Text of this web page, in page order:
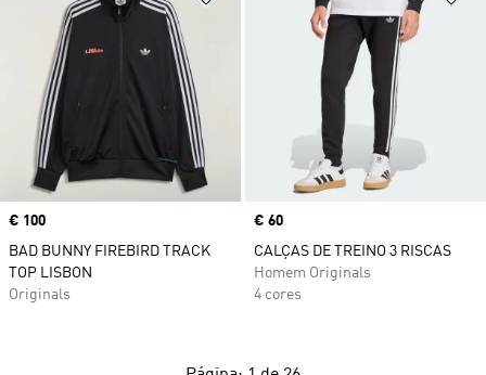
Price
€ 100
BAD BUNNY FIREBIRD TRACK
TOP LISBON
Originals
Price
€ 60
CALÇAS DE TREINO 3 RISCAS
Homem Originals
4 cores